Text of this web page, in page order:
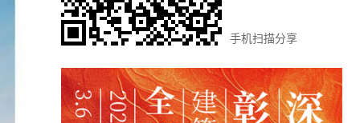
手机扫描分享